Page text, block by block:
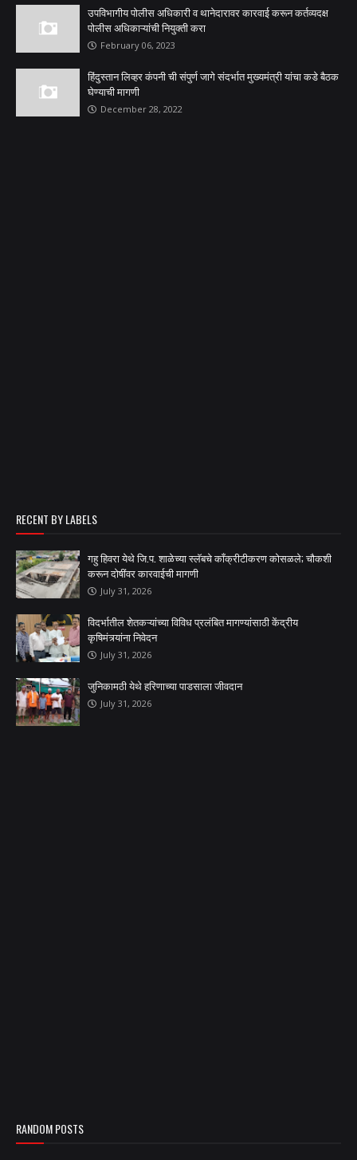
उपविभागीय पोलीस अधिकारी व थानेदारावर कारवाई करून कर्तव्यदक्ष
पोलीस अधिकाऱ्यांची नियुक्ती करा
February 06, 2023
हिंदुस्तान लिव्हर कंपनी ची संपुर्ण जागे संदर्भात मुख्यमंत्री यांचा कडे बैठक
घेण्याची मागणी
December 28, 2022
RECENT BY LABELS
गहु हिवरा येथे जि.प. शाळेच्या स्लॅबचे काँक्रीटीकरण कोसळले; चौकशी
करून दोषींवर कारवाईची मागणी
July 31, 2026
विदर्भातील शेतकऱ्यांच्या विविध प्रलंबित मागण्यांसाठी केंद्रीय
कृषिमंत्र्यांना निवेदन
July 31, 2026
जुनिकामठी येथे हरिणाच्या पाडसाला जीवदान
July 31, 2026
RANDOM POSTS